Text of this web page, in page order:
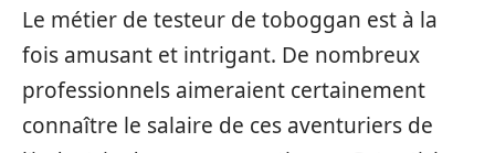
Le métier de testeur de toboggan est à la
fois amusant et intrigant. De nombreux
professionnels aimeraient certainement
connaître le salaire de ces aventuriers de